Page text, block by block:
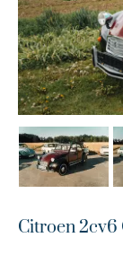
Citroen 2cv6